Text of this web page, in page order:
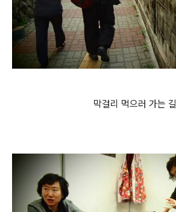
막걸리 먹으러 가는 길